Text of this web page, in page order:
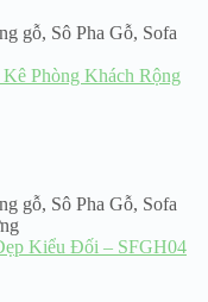
gỗ, Sô Pha Gỗ, Sofa
Phòng Khách Rộng
gỗ, Sô Pha Gỗ, Sofa
Kiểu Đối – SFGH04